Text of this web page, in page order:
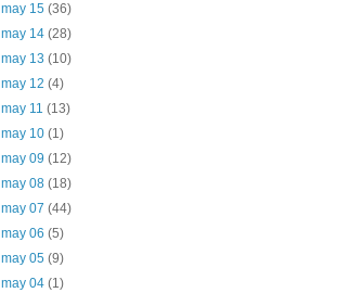
may 15 (36)
may 14 (28)
may 13 (10)
may 12 (4)
may 11 (13)
may 10 (1)
may 09 (12)
may 08 (18)
may 07 (44)
may 06 (5)
may 05 (9)
may 04 (1)